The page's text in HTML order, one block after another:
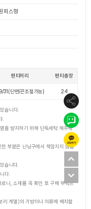
피스형
팬티허리 팬티총장
31(단면/끈조절가능) 24
습니다.
.
을 방지하기 위해 단독세탁 해주세
부분은 난닝구에서 책임지지 않습
습니다.
다.
니, 소재를 꼭 확인 후 구매 부탁드
리 계열)의 가방이나 의류에 매치할